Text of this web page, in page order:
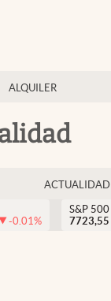
ALQUILER
ACTUALIDAD
-0.01%
S&P 500
7723,55